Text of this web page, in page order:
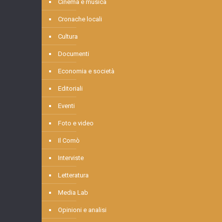
Cinema e musica
Cronache locali
Cultura
Documenti
Economia e società
Editoriali
Eventi
Foto e video
Il Comò
Interviste
Letteratura
Media Lab
Opinioni e analisi